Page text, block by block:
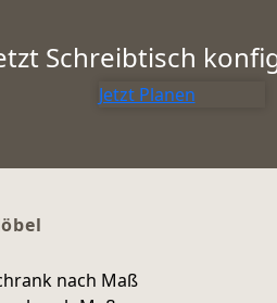
Schreibtisch
Jetzt Planen
nach Maß